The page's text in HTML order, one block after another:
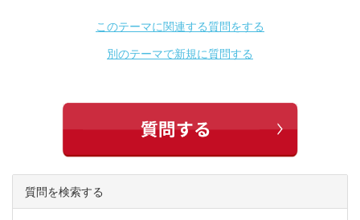
このテーマに関連する質問をする
別のテーマで新規に質問する
質問を検索する